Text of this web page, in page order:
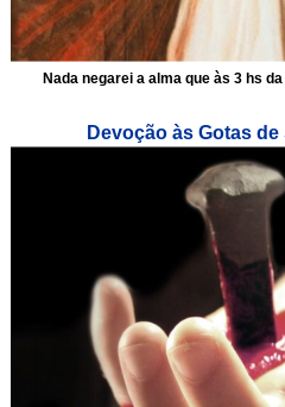
Nada negarei a alma que às 3 hs
Devoção às Gotas